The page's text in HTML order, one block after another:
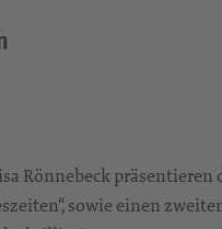
Rönnebeck
sowie einen